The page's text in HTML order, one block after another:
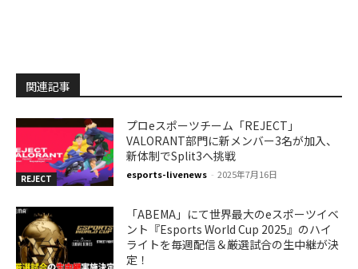
関連記事
REJECT
プロeスポーツチーム「REJECT」
VALORANT部門に新メンバー3名が加入、
新体制でSplit3へ挑戦
esports-livenews - 2025年7月16日
「ABEMA」にて世界最大のeスポーツイベ
ント『Esports World Cup 2025』のハイ
ライトを毎週配信＆厳選試合の生中継が決
定！